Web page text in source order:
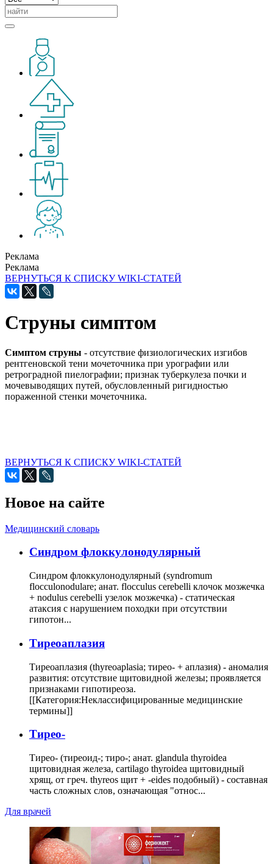
Реклама
Реклама
ВЕРНУТЬСЯ К СПИСКУ WIKI-СТАТЕЙ
Струны симптом
Симптом струны - отсутствие физиологических изгибов
рентгеновской тени мочеточника при урографии или
ретроградной пиелографии; признак туберкулеза почки и
мочевыводящих путей, обусловленный ригидностью
пораженной стенки мочеточника.
ВЕРНУТЬСЯ К СПИСКУ WIKI-СТАТЕЙ
Новое на сайте
Медицинский словарь
Cиндром флоккулонодулярный
Синдром флоккулонодулярный (syndromum
flocculonodulare; анат. flocculus cerebelli клочок мозжечка
+ nodulus cerebelli узелок мозжечка) - статическая
атаксия с нарушением походки при отсутствии
гипотон...
Тиреоаплазия
Тиреоаплазия (thyreoaplasia; тирео- + аплазия) - аномалия
развития: отсутствие щитовидной железы; проявляется
признаками гипотиреоза.
[[Категория:Неклассифицированные медицинские
термины]]
Тирео-
Тирео- (тиреоид-; тиро-; анат. glandula thyroidea
щитовидная железа, cartilago thyroidea щитовидный
хрящ, от греч. thyreos щит + -eides подобный) - составная
часть сложных слов, означающая "относ...
Для врачей